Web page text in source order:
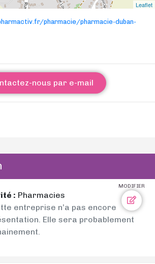
Leaflet
pharmacie/pharmacie-duban-
nous par e-mail
MODIFIER
: Pharmacies
entreprise n’a pas encore
Elle sera probablement